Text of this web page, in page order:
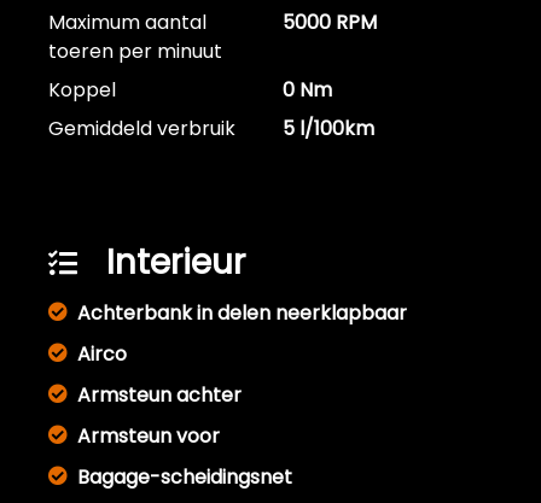
Maximum aantal
toeren per minuut
5000 RPM
Koppel
0 Nm
Gemiddeld verbruik
5 l/100km
Interieur
Achterbank in delen neerklapbaar
Airco
Armsteun achter
Armsteun voor
Bagage-scheidingsnet